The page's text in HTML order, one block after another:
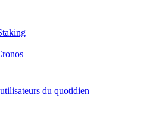
du quotidien